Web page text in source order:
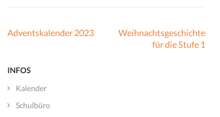
Beitragsnavigation
Adventskalender 2023
Weihnachtsgeschichte
für die Stufe 1
INFOS
Kalender
Schulbüro